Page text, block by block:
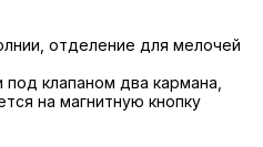
отделение для мелочей
клапаном два кармана,
на магнитную кнопку